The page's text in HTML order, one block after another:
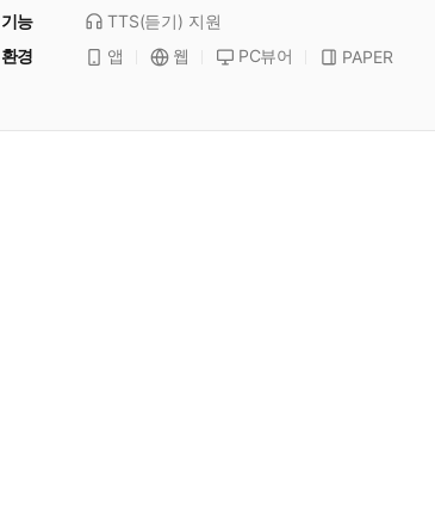
능 TTS(듣기) 지원
경
앱 웹 PC뷰어 PAPER